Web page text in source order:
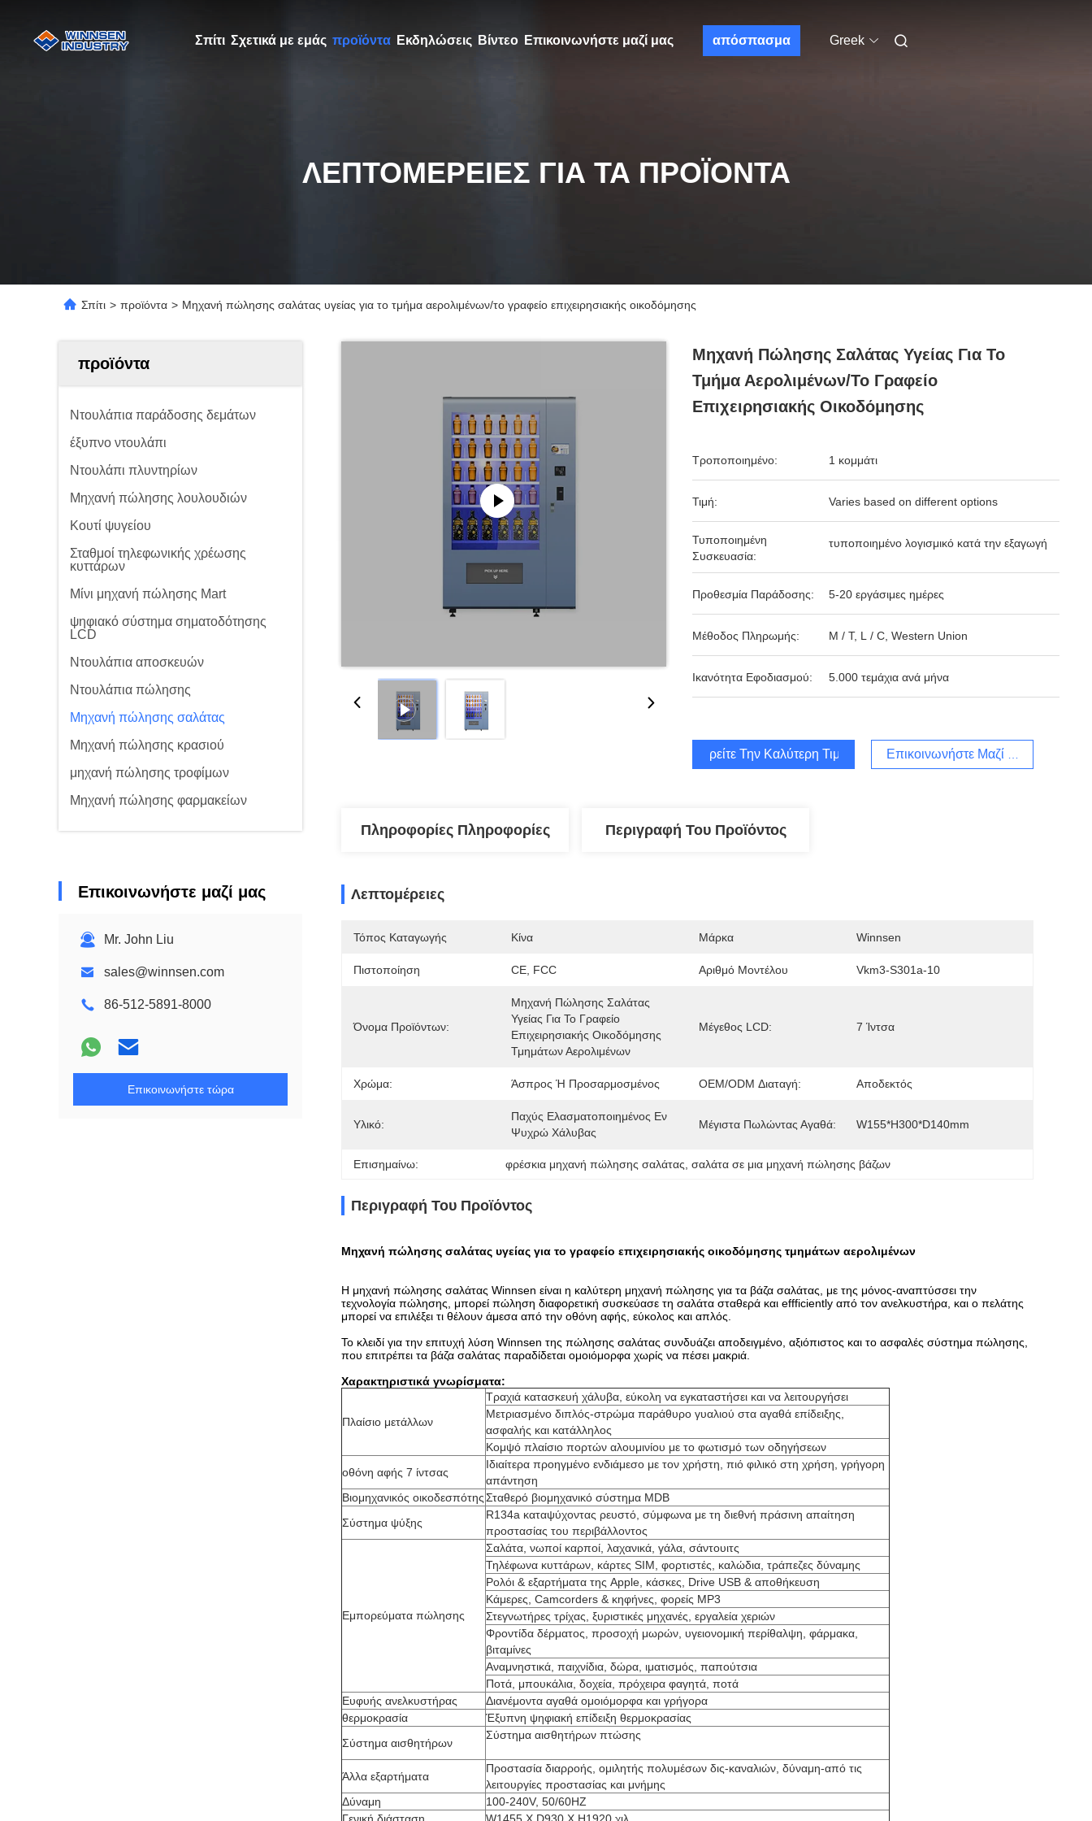
Σπίτι Σχετικά με εμάς προϊόντα Εκδηλώσεις Βίντεο Επικοινωνήστε μαζί μας απόσπασμα Greek
ΛΕΠΤΟΜΈΡΕΙΕΣ ΓΙΑ ΤΑ ΠΡΟΪΌΝΤΑ
Σπίτι > προϊόντα > Μηχανή πώλησης σαλάτας υγείας για το τμήμα αερολιμένων/το γραφείο επιχειρησιακής οικοδόμησης
προϊόντα
Ντουλάπια παράδοσης δεμάτων
έξυπνο ντουλάπι
Ντουλάπι πλυντηρίων
Μηχανή πώλησης λουλουδιών
Κουτί ψυγείου
Σταθμοί τηλεφωνικής χρέωσης
κυττάρων
Μίνι μηχανή πώλησης Mart
ψηφιακό σύστημα σηματοδότησης
LCD
Ντουλάπια αποσκευών
Ντουλάπια πώλησης
Μηχανή πώλησης σαλάτας
Μηχανή πώλησης κρασιού
μηχανή πώλησης τροφίμων
Μηχανή πώλησης φαρμακείων
Επικοινωνήστε μαζί μας
Mr. John Liu
sales@winnsen.com
86-512-5891-8000
Επικοινωνήστε τώρα
Μηχανή Πώλησης Σαλάτας Υγείας Για Το
Τμήμα Αερολιμένων/το Γραφείο
Επιχειρησιακής Οικοδόμησης
Τροποποιημένο: 1 κομμάτι
Τιμή: Varies based on different options
Τυποποιημένη
Συσκευασία:
τυποποιημένο λογισμικό κατά την εξαγωγή
Προθεσμία Παράδοσης: 5-20 εργάσιμες ημέρες
Μέθοδος Πληρωμής: Μ / Τ, L / C, Western Union
Ικανότητα Εφοδιασμού: 5.000 τεμάχια ανά μήνα
Βρείτε Την Καλύτερη Τιμή Επικοινωνήστε Μαζί Μας
Πληροφορίες Πληροφορίες Περιγραφή Του Προϊόντος
Λεπτομέρειες
Τόπος Καταγωγής Κίνα Μάρκα Winnsen
Πιστοποίηση CE, FCC Αριθμό Μοντέλου Vkm3-S301a-10
Όνομα Προϊόντων:
Μηχανή Πώλησης Σαλάτας
Υγείας Για Το Γραφείο
Επιχειρησιακής Οικοδόμησης
Τμημάτων Αερολιμένων
Μέγεθος LCD: 7 Ίντσα
Χρώμα: Άσπρος Ή Προσαρμοσμένος OEM/ODM Διαταγή: Αποδεκτός
Υλικό:
Παχύς Ελασματοποιημένος Εν
Ψυχρώ Χάλυβας
Μέγιστα Πωλώντας Αγαθά: W155*H300*D140mm
Επισημαίνω: φρέσκια μηχανή πώλησης σαλάτας , σαλάτα σε μια μηχανή πώλησης βάζων
Περιγραφή Του Προϊόντος
Μηχανή πώλησης σαλάτας υγείας για το γραφείο επιχειρησιακής οικοδόμησης τμημάτων αερολιμένων
Η μηχανή πώλησης σαλάτας Winnsen είναι η καλύτερη μηχανή πώλησης για τα βάζα σαλάτας, με της μόνος-αναπτύσσει την
τεχνολογία πώλησης, μπορεί πώληση διαφορετική συσκεύασε τη σαλάτα σταθερά και effficiently από τον ανελκυστήρα, και ο πελάτης
μπορεί να επιλέξει τι θέλουν άμεσα από την οθόνη αφής, εύκολος και απλός.
Το κλειδί για την επιτυχή λύση Winnsen της πώλησης σαλάτας συνδυάζει αποδειγμένο, αξιόπιστος και το ασφαλές σύστημα πώλησης,
που επιτρέπει τα βάζα σαλάτας παραδίδεται ομοιόμορφα χωρίς να πέσει μακριά.
Χαρακτηριστικά γνωρίσματα:
Πλαίσιο μετάλλων
Τραχιά κατασκευή χάλυβα, εύκολη να εγκαταστήσει και να λειτουργήσει
Μετριασμένο διπλός-στρώμα παράθυρο γυαλιού στα αγαθά επίδειξης,
ασφαλής και κατάλληλος
Κομψό πλαίσιο πορτών αλουμινίου με το φωτισμό των οδηγήσεων
οθόνη αφής 7 ίντσας
Ιδιαίτερα προηγμένο ενδιάμεσο με τον χρήστη, πιό φιλικό στη χρήση, γρήγορη
απάντηση
Βιομηχανικός οικοδεσπότηςΣταθερό βιομηχανικό σύστημα MDB
Σύστημα ψύξης
R134a καταψύχοντας ρευστό, σύμφωνα με τη διεθνή πράσινη απαίτηση
προστασίας του περιβάλλοντος
Εμπορεύματα πώλησης
Σαλάτα, νωποί καρποί, λαχανικά, γάλα, σάντουιτς
Τηλέφωνα κυττάρων, κάρτες SIM, φορτιστές, καλώδια, τράπεζες δύναμης
Ρολόι & εξαρτήματα της Apple, κάσκες, Drive USB & αποθήκευση
Κάμερες, Camcorders & κηφήνες, φορείς MP3
Στεγνωτήρες τρίχας, ξυριστικές μηχανές, εργαλεία χεριών
Φροντίδα δέρματος, προσοχή μωρών, υγειονομική περίθαλψη, φάρμακα,
βιταμίνες
Αναμνηστικά, παιχνίδια, δώρα, ιματισμός, παπούτσια
Ποτά, μπουκάλια, δοχεία, πρόχειρα φαγητά, ποτά
Ευφυής ανελκυστήρας
Διανέμοντα αγαθά ομοιόμορφα και γρήγορα
θερμοκρασία
Έξυπνη ψηφιακή επίδειξη θερμοκρασίας
Σύστημα αισθητήρων
Σύστημα αισθητήρων πτώσης
Άλλα εξαρτήματα
Προστασία διαρροής, ομιλητής πολυμέσων δις-καναλιών, δύναμη-από τις
λειτουργίες προστασίας και μνήμης
Δύναμη
100-240V, 50/60HZ